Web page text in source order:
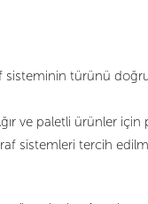
sisteminin türünü
ve paletli ürünler
sistemleri tercih